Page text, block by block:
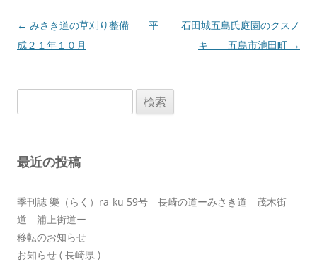
投
稿
ョ
← みさき道の草刈り整備 平
成２１年１０月
石田城五島氏庭園のクスノ
キ 五島市池田町 →
索:
最近の投稿
季刊誌 樂（らく）ra-ku 59号 長崎の道ーみさき道 茂木街
道 浦上街道ー
移転のお知らせ
お知らせ ( 長崎県 )